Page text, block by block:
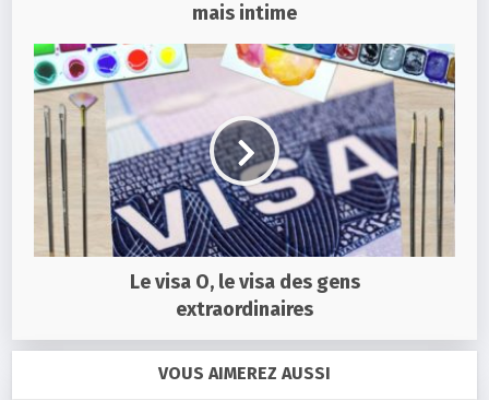
mais intime
Le visa O, le visa des gens
extraordinaires
VOUS AIMEREZ AUSSI